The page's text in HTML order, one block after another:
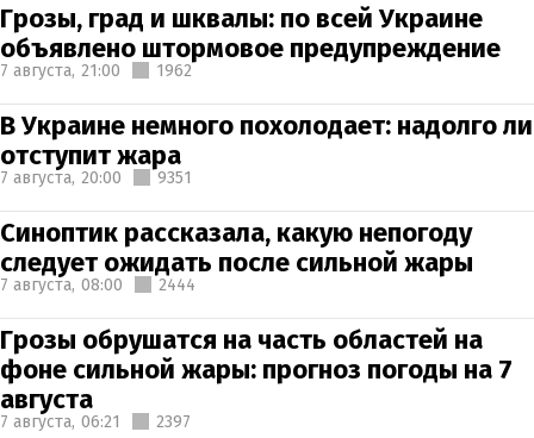
Грозы, град и шквалы: по всей Украине
объявлено штормовое предупреждение
7 августа, 21:00 1962
В Украине немного похолодает: надолго ли
отступит жара
7 августа, 20:00 9351
Синоптик рассказала, какую непогоду
следует ожидать после сильной жары
7 августа, 08:00 2444
Грозы обрушатся на часть областей на
фоне сильной жары: прогноз погоды на 7
августа
7 августа, 06:21 2397